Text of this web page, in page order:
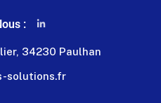
:
34230 Paulhan
solutions.fr